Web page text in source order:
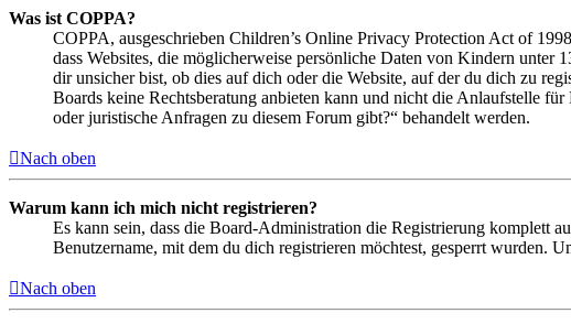
Was ist COPPA?
COPPA, ausgeschrieben Children’s Online Privacy Protection Act of
dass Websites, die möglicherweise persönliche Daten von Kindern unter
dir unsicher bist, ob dies auf dich oder die Website, auf der du dich zu
Boards keine Rechtsberatung anbieten kann und nicht die Anlaufstelle
oder juristische Anfragen zu diesem Forum gibt?“ behandelt werden.
Nach oben
Warum kann ich mich nicht registrieren?
Es kann sein, dass die Board-Administration die Registrierung komplett
Benutzername, mit dem du dich registrieren möchtest, gesperrt wurden.
Nach oben